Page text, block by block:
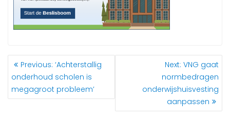
BERICHT
NAVIGATIE
Previous: Previous
post:
‘Achterstallig
onderhoud scholen is
megagroot probleem’
Next: Next
post:
VNG gaat
normbedragen
onderwijshuisvesting
aanpassen